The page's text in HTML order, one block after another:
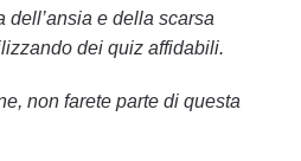
dell’ansia e della scarsa
dei quiz affidabili.
non farete parte di questa